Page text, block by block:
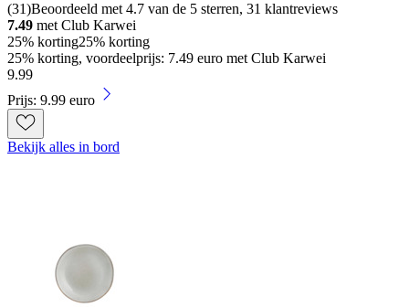
(31)Beoordeeld met 4.7 van de 5 sterren, 31 klantreviews
7.49 met Club Karwei
25% korting25% korting
25% korting, voordeelprijs: 7.49 euro met Club Karwei
9.99
Prijs: 9.99 euro
Bekijk alles in bord